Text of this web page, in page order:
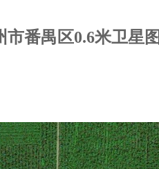
番禺区0.6米卫星图